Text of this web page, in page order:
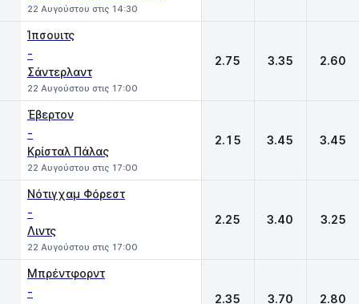
22 Αυγούστου στις 14:30
Ίπσουιτς
-
Σάντερλαντ
22 Αυγούστου στις 17:00
2.75 3.35 2.60
Έβερτον
-
Κρίσταλ Πάλας
22 Αυγούστου στις 17:00
2.15 3.45 3.45
Νότιγχαμ Φόρεστ
-
Λιντς
22 Αυγούστου στις 17:00
2.25 3.40 3.25
Μπρέντφορντ
- 2.35 3.70 2.80